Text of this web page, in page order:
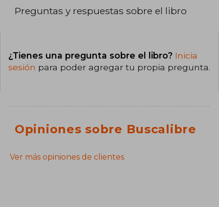
Preguntas y respuestas sobre el libro
¿Tienes una pregunta sobre el libro? Inicia
sesión para poder agregar tu propia pregunta.
Opiniones sobre Buscalibre
Ver más opiniones de clientes